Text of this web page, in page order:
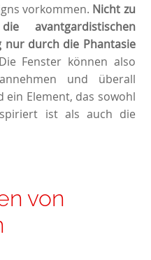
vorkommen. Nicht zu
avantgardistischen
nur durch die Phantasie
Die Fenster können also
und überall
ein Element, das sowohl
ist als auch die
von